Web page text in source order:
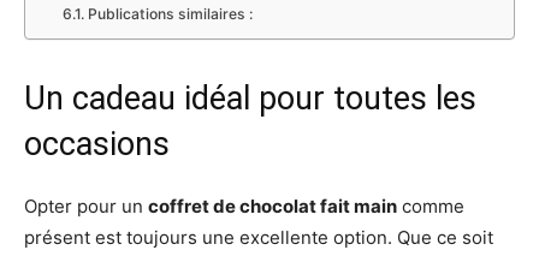
Publications similaires :
Un cadeau idéal pour toutes les
occasions
Opter pour un coffret de chocolat fait main comme
présent est toujours une excellente option. Que ce soit